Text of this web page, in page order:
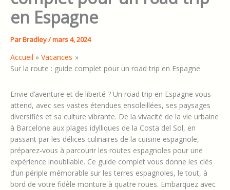
en Espagne
ParBradley/mars 4, 2024
Accueil
Vacances
Sur la route : guide complet pour un road trip en Espagne
Envie d’aventure et de liberté ? Un road trip en Espagne vous
attend, avec ses vastes étendues ensoleillées, ses paysages
diversifiés et sa culture vibrante. De la vivacité de la vie urbaine
à Barcelone aux plages idylliques de la Costa del Sol, en
passant par les délices culinaires de la cuisine espagnole,
préparez-vous à parcourir les routes espagnoles pour une
expérience inoubliable. Ce guide complet vous donne les clés
d’un périple mémorable sur les terres espagnoles, le tout, à
bord de votre fidèle monture à quatre roues. Embarquez avec